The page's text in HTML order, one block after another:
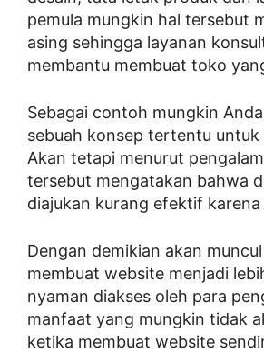
pemula mungkin hal tersebut
asing sehingga layanan
membantu membuat toko
Sebagai contoh mungkin
sebuah konsep tertentu
Akan tetapi menurut
tersebut mengatakan bahwa
diajukan kurang efektif karena
Dengan demikian akan
membuat website menjadi
nyaman diakses oleh para
manfaat yang mungkin tidak
ketika membuat website